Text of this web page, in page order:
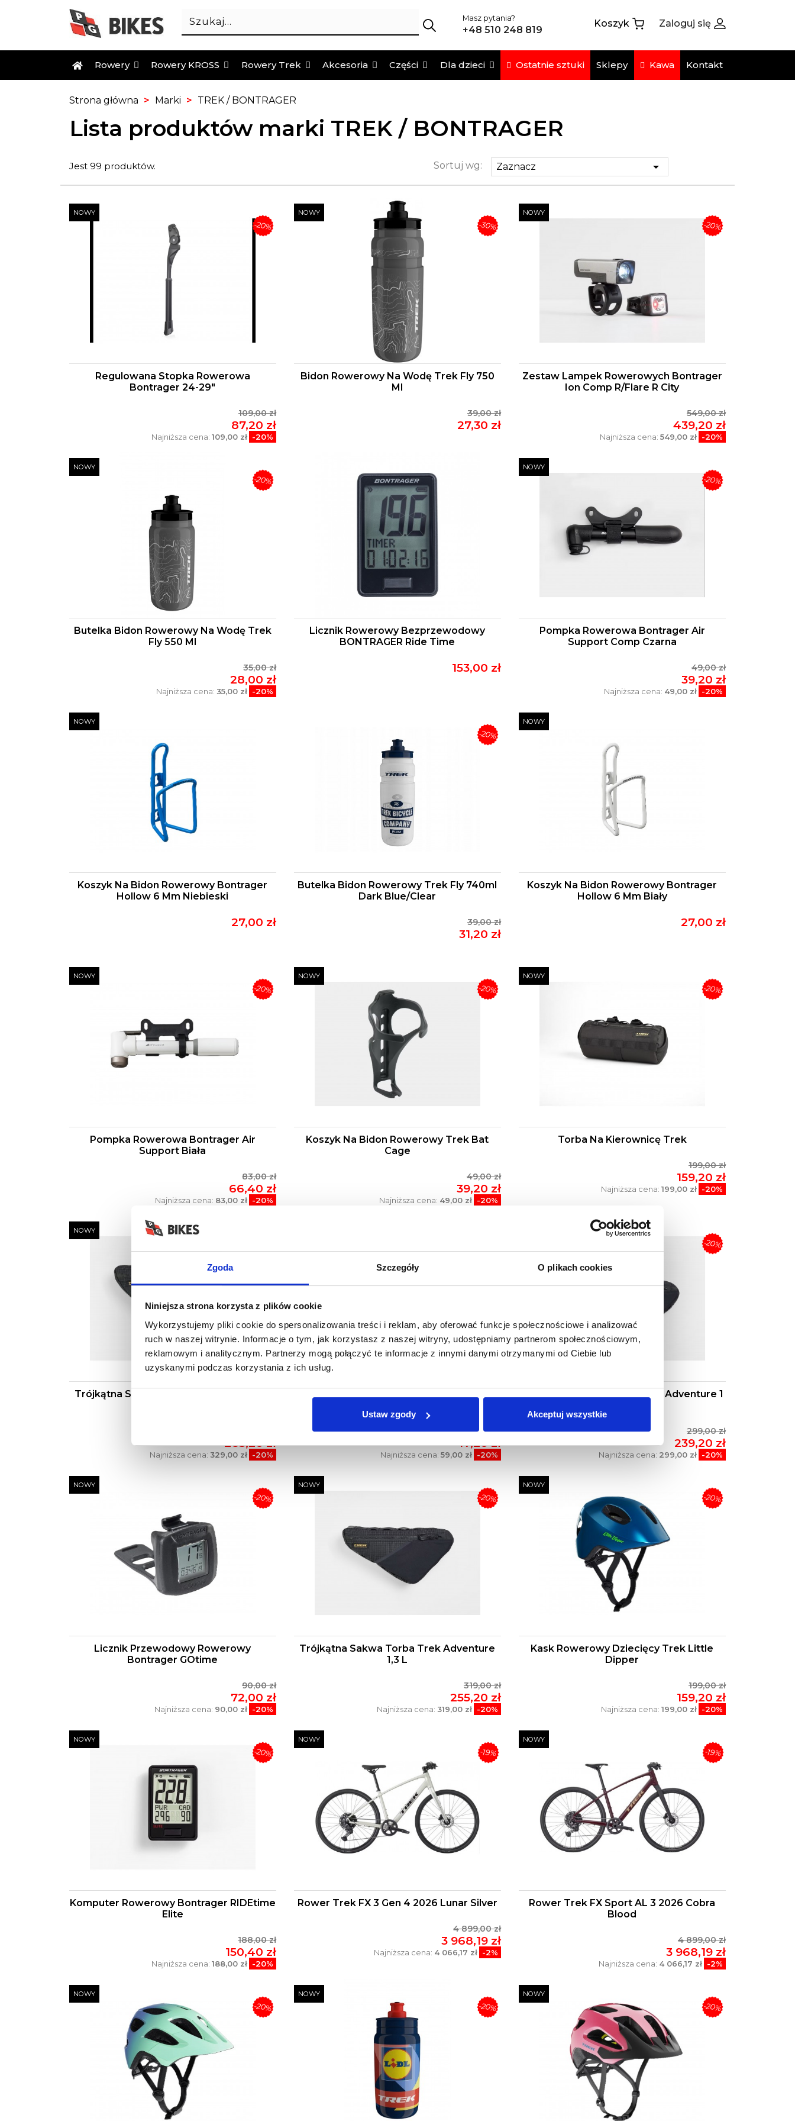
Zgoda Szczegóły O plikach cookies
Niniejsza strona korzysta z plików cookie
Wykorzystujemy pliki cookie do spersonalizowania treści i reklam, aby oferować funkcje społecznościowe i analizować
ruch w naszej witrynie. Informacje o tym, jak korzystasz z naszej witryny, udostępniamy partnerom społecznościowym,
reklamowym i analitycznym. Partnerzy mogą połączyć te informacje z innymi danymi otrzymanymi od Ciebie lub
uzyskanymi podczas korzystania z ich usług.
Ustaw zgody Akceptuj wszystkie
Masz pytania?
+48 510 248 819
Koszyk Zaloguj się
Rowery Rowery KROSS Rowery Trek Akcesoria Części Dla dzieci Ostatnie sztuki Sklepy Kawa Kontakt
Strona główna Marki TREK / BONTRAGER
Lista produktów marki TREK / BONTRAGER
Jest 99 produktów. Sortuj wg: Zaznacz 
Regulowana Stopka Rowerowa
Bontrager 24-29"
109,00 zł
87,20 zł
Najniższa cena: 109,00 zł -20%
NOWY
-20%
Bidon Rowerowy Na Wodę Trek Fly 750
Ml
39,00 zł
27,30 zł
NOWY
-30%
Zestaw Lampek Rowerowych Bontrager
Ion Comp R/Flare R City
549,00 zł
439,20 zł
Najniższa cena: 549,00 zł -20%
NOWY
-20%
Butelka Bidon Rowerowy Na Wodę Trek
Fly 550 Ml
35,00 zł
28,00 zł
Najniższa cena: 35,00 zł -20%
NOWY
-20%
Licznik Rowerowy Bezprzewodowy
BONTRAGER Ride Time
153,00 zł
Pompka Rowerowa Bontrager Air
Support Comp Czarna
49,00 zł
39,20 zł
Najniższa cena: 49,00 zł -20%
NOWY
-20%
Koszyk Na Bidon Rowerowy Bontrager
Hollow 6 Mm Niebieski
27,00 zł
NOWY
Butelka Bidon Rowerowy Trek Fly 740ml
Dark Blue/clear
39,00 zł
31,20 zł
-20%
Koszyk Na Bidon Rowerowy Bontrager
Hollow 6 Mm Biały
27,00 zł
NOWY
Pompka Rowerowa Bontrager Air
Support Biała
83,00 zł
66,40 zł
Najniższa cena: 83,00 zł -20%
NOWY
-20%
Koszyk Na Bidon Rowerowy Trek Bat
Cage
49,00 zł
39,20 zł
Najniższa cena: 49,00 zł -20%
NOWY
-20%
Torba Na Kierownicę Trek
199,00 zł
159,20 zł
Najniższa cena: 199,00 zł -20%
NOWY
-20%
Trójkątna Sakwa Torba Trek Adventure
263,20 zł
Najniższa cena: 329,00 zł -20%
NOWY
59,00 zł
47,20 zł
Najniższa cena: 59,00 zł -20%
Trójkątna Sakwa Torba Trek Adventure 1
299,00 zł
239,20 zł
Najniższa cena: 299,00 zł -20%
-20%
Licznik Przewodowy Rowerowy
Bontrager GOtime
90,00 zł
72,00 zł
Najniższa cena: 90,00 zł -20%
NOWY
-20%
Trójkątna Sakwa Torba Trek Adventure
1,3 L
319,00 zł
255,20 zł
Najniższa cena: 319,00 zł -20%
NOWY
-20%
Kask Rowerowy Dziecięcy Trek Little
Dipper
199,00 zł
159,20 zł
Najniższa cena: 199,00 zł -20%
NOWY
-20%
Komputer Rowerowy Bontrager RIDEtime
Elite
188,00 zł
150,40 zł
Najniższa cena: 188,00 zł -20%
NOWY
-20%
Rower Trek FX 3 Gen 4 2026 Lunar Silver
4 899,00 zł
3 968,19 zł
Najniższa cena: 4 066,17 zł -2%
NOWY
-19%
Rower Trek FX Sport AL 3 2026 Cobra
Blood
4 899,00 zł
3 968,19 zł
Najniższa cena: 4 066,17 zł -2%
NOWY
-19%
NOWY
-20%
NOWY
-20%
NOWY
-20%